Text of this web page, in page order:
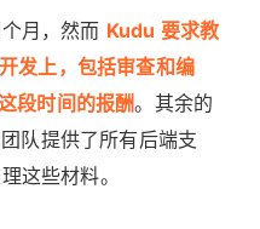
月，然而 Kudu 要求教
发上，包括审查和编
段时间的报酬。其余的
队提供了所有后端支
这些材料。